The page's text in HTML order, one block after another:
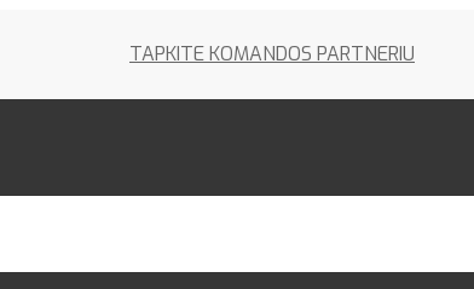
TAPKITE KOMANDOS PARTNERIU